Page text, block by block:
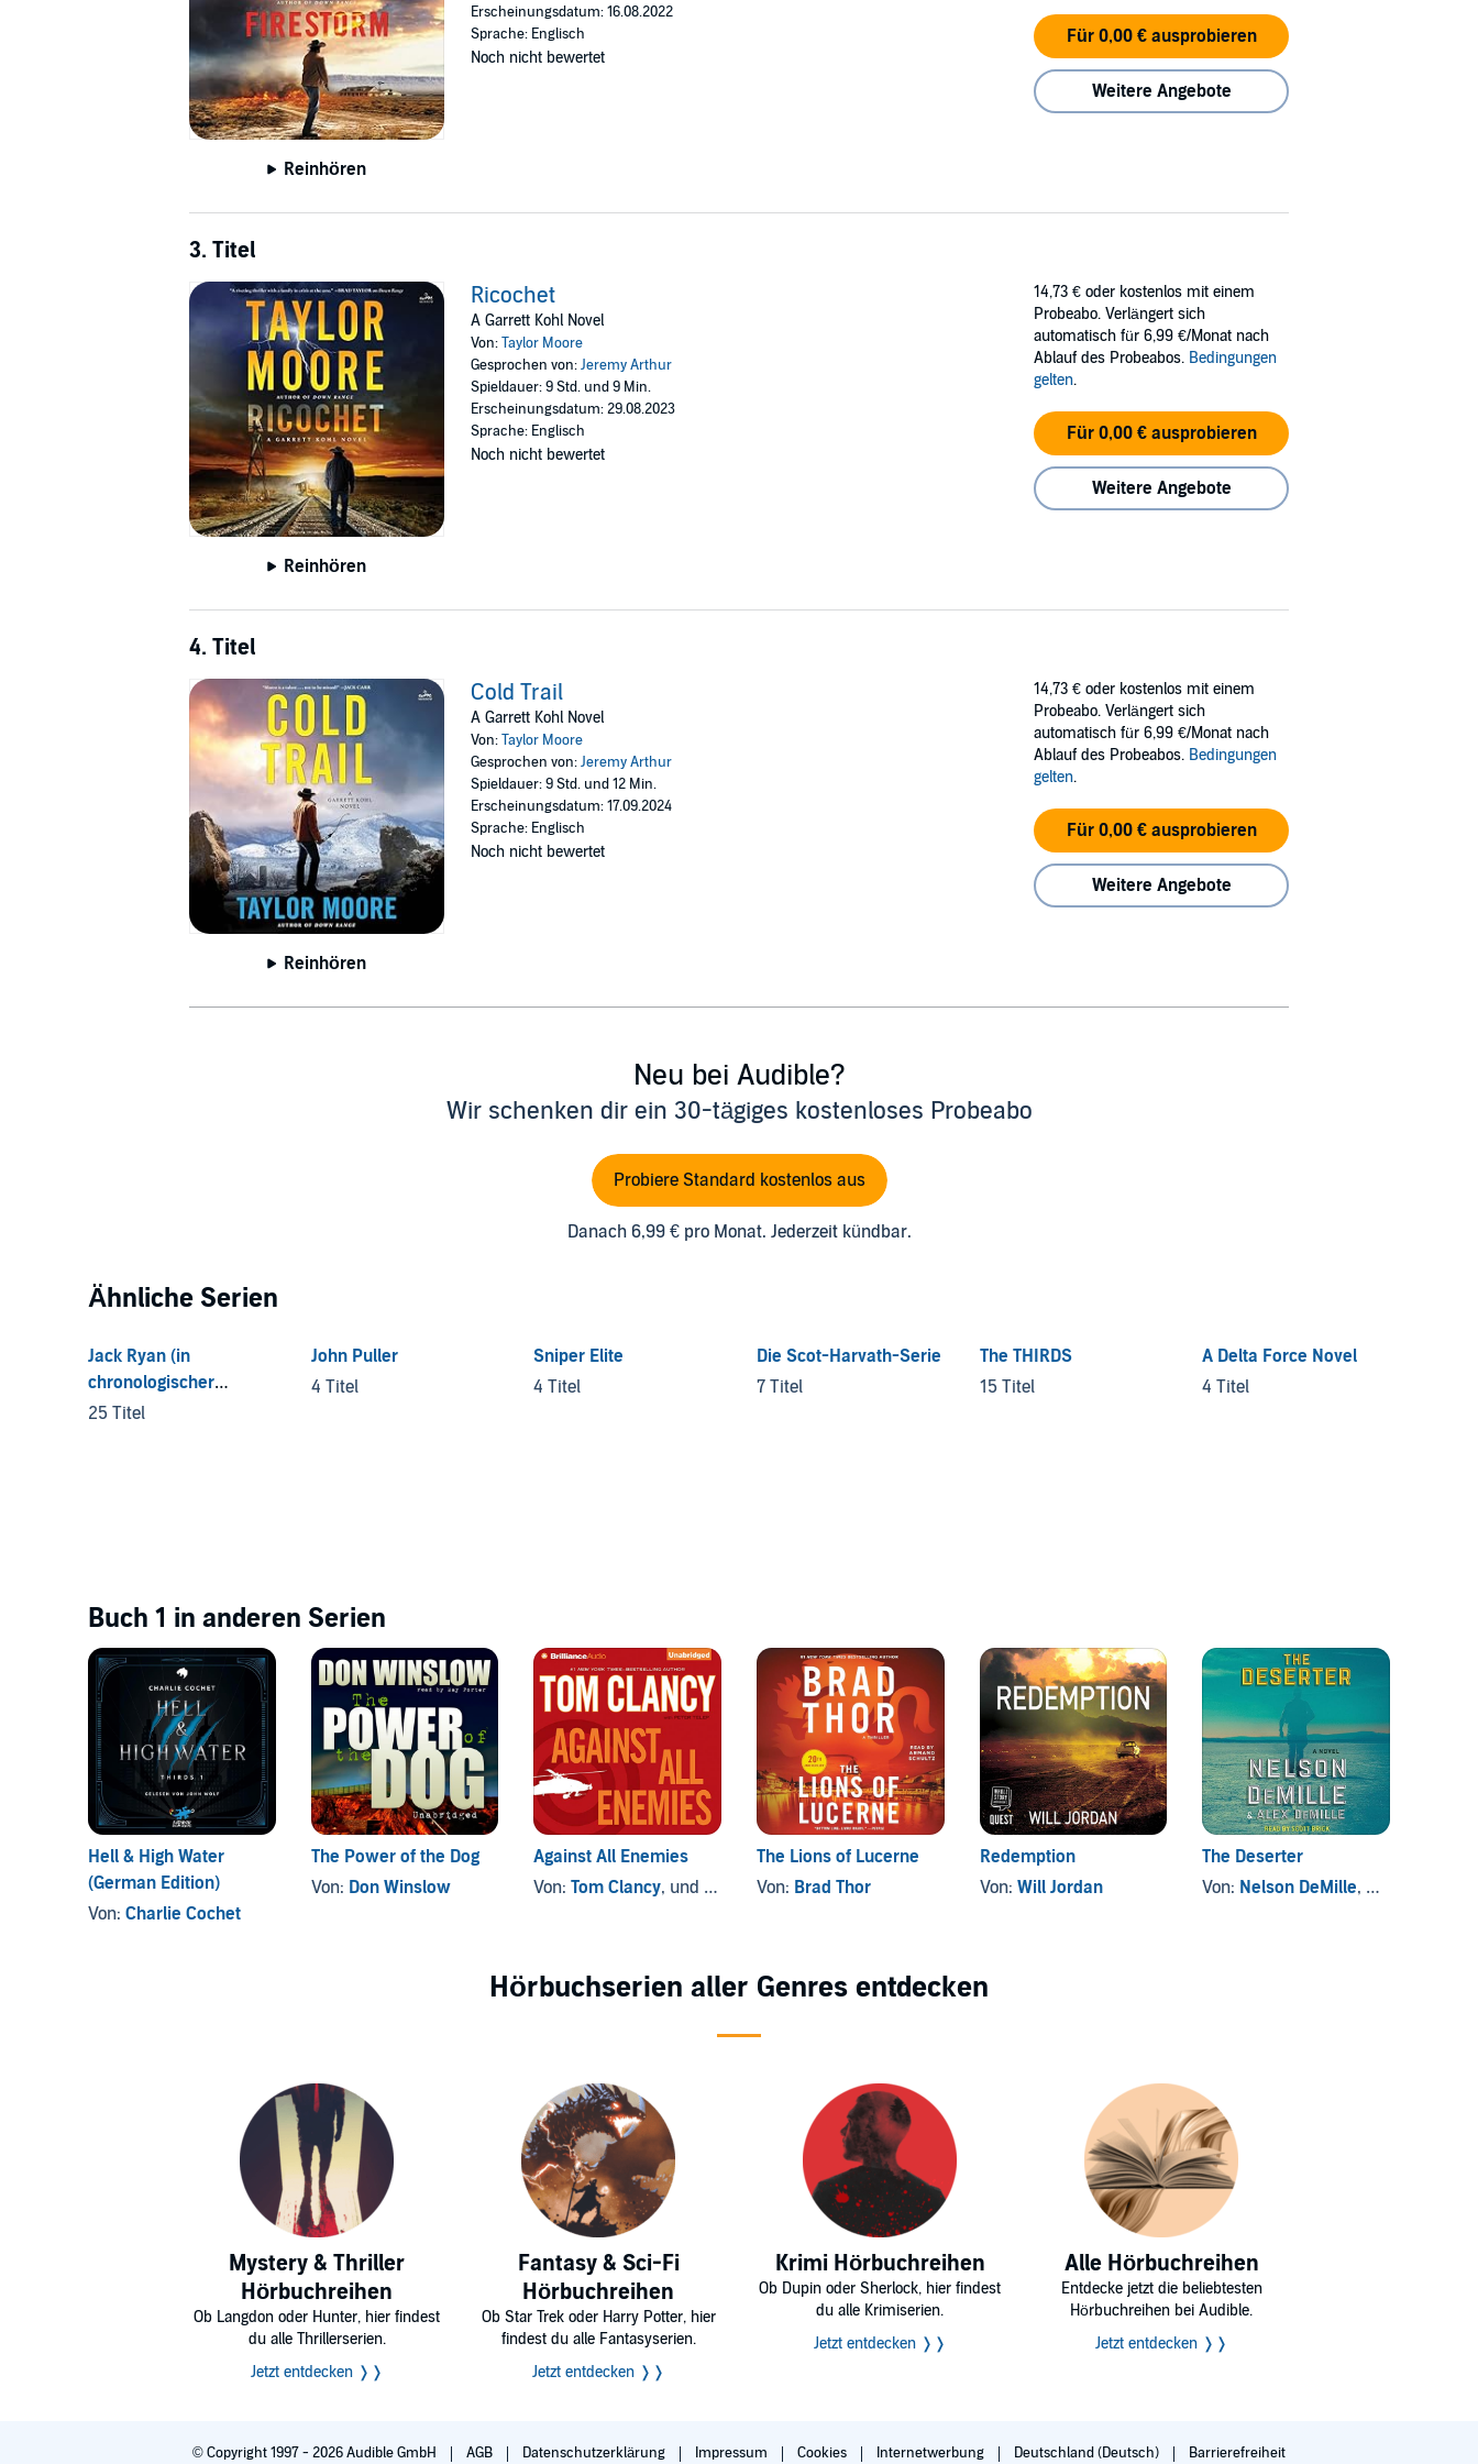
Reinhören
Erscheinungsdatum: 16.08.2022
Sprache: Englisch
Noch nicht bewertet
Für 0,00 € ausprobieren
Weitere Angebote
3. Titel
Reinhören
Ricochet
A Garrett Kohl Novel
Von:Taylor Moore
Gesprochen von:Jeremy Arthur
Spieldauer: 9 Std. und 9 Min.
Erscheinungsdatum: 29.08.2023
Sprache: Englisch
Noch nicht bewertet
14,73 € oder kostenlos mit einem
Probeabo. Verlängert sich
automatisch für 6,99 €/Monat nach
Ablauf des Probeabos. Bedingungen
gelten.
Für 0,00 € ausprobieren
Weitere Angebote
4. Titel
Reinhören
Cold Trail
A Garrett Kohl Novel
Von:Taylor Moore
Gesprochen von:Jeremy Arthur
Spieldauer: 9 Std. und 12 Min.
Erscheinungsdatum: 17.09.2024
Sprache: Englisch
Noch nicht bewertet
14,73 € oder kostenlos mit einem
Probeabo. Verlängert sich
automatisch für 6,99 €/Monat nach
Ablauf des Probeabos. Bedingungen
gelten.
Für 0,00 € ausprobieren
Weitere Angebote
Neu bei Audible?
Wir schenken dir ein 30-tägiges kostenloses Probeabo
Probiere Standard kostenlos aus
Danach 6,99 € pro Monat. Jederzeit kündbar.
Ähnliche Serien
Jack Ryan (in
chronologischer
Reihenfolge)
25 Titel
John Puller
4 Titel
Sniper Elite
4 Titel
Die Scot-Harvath-Serie
7 Titel
The THIRDS
15 Titel
A Delta Force Novel
4 Titel
Buch 1 in anderen Serien
Hell & High Water
(German Edition)
Von: Charlie Cochet
The Power of the Dog
Von: Don Winslow
Against All Enemies
Von:Tom Clancy, und andere
The Lions of Lucerne
Von: Brad Thor
Redemption
Von: Will Jordan
The Deserter
Von: Nelson DeMille, und andere
Hörbuchserien aller Genres entdecken
Mystery & Thriller
Hörbuchreihen
Ob Langdon oder Hunter, hier findest
du alle Thrillerserien.
Jetzt entdecken ❭❭
Fantasy & Sci-Fi
Hörbuchreihen
Ob Star Trek oder Harry Potter, hier
findest du alle Fantasyserien.
Jetzt entdecken ❭❭
Krimi Hörbuchreihen
Ob Dupin oder Sherlock, hier findest
du alle Krimiserien.
Jetzt entdecken ❭❭
Alle Hörbuchreihen
Entdecke jetzt die beliebtesten
Hörbuchreihen bei Audible.
Jetzt entdecken ❭❭
© Copyright 1997 - 2026 Audible GmbH AGB Datenschutzerklärung Impressum Cookies Internetwerbung Deutschland (Deutsch) Barrierefreiheit